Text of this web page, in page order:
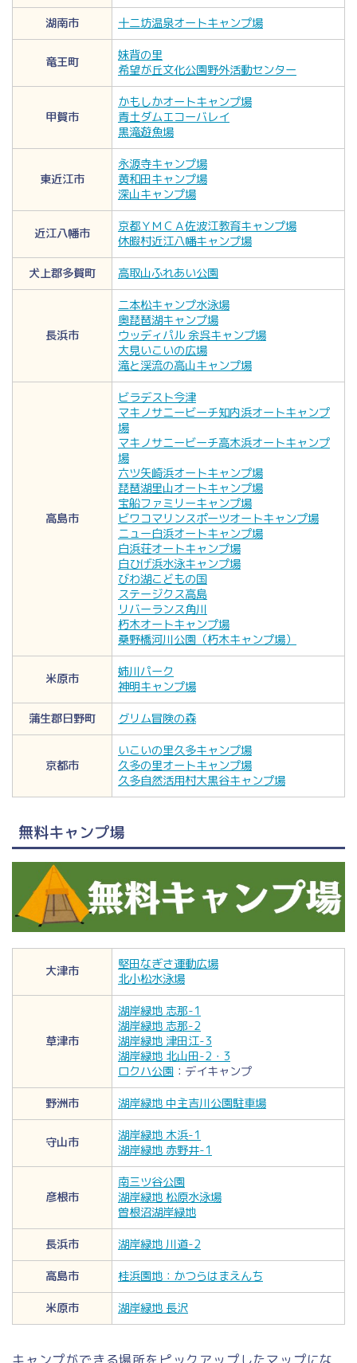
湖南市 十二坊温泉オートキャンプ場
竜王町
妹背の里
希望が丘文化公園野外活動センター
甲賀市
かもしかオートキャンプ場
青土ダムエコーバレイ
黒滝遊魚場
東近江市
永源寺キャンプ場
黄和田キャンプ場
深山キャンプ場
近江八幡市
京都ＹＭＣＡ佐波江教育キャンプ場
休暇村近江八幡キャンプ場
犬上郡多賀町
高取山ふれあい公園
長浜市
二本松キャンプ水泳場
奥琵琶湖キャンプ場
ウッディパル 余呉キャンプ場
大見いこいの広場
滝と渓流の高山キャンプ場
高島市
ビラデスト今津
マキノサニービーチ知内浜オートキャンプ
場
マキノサニービーチ高木浜オートキャンプ
場
六ツ矢崎浜オートキャンプ場
琵琶湖里山オートキャンプ場
宝船ファミリーキャンプ場
ビワコマリンスポーツオートキャンプ場
ニュー白浜オートキャンプ場
白浜荘オートキャンプ場
白ひげ浜水泳キャンプ場
びわ湖こどもの国
ステージクス高島
リバーランス角川
朽木オートキャンプ場
桑野橋河川公園（朽木キャンプ場）
米原市
姉川パーク
神明キャンプ場
蒲生郡日野町
グリム冒険の森
京都市
いこいの里久多キャンプ場
久多の里オートキャンプ場
久多自然活用村大黒谷キャンプ場
無料キャンプ場
大津市
堅田なぎさ運動広場
北小松水泳場
草津市
湖岸緑地 志那-1
湖岸緑地 志那-2
湖岸緑地 津田江-3
湖岸緑地 北山田-2・3
ロクハ公園 ：デイキャンプ
野洲市
湖岸緑地 中主吉川公園駐車場
守山市
湖岸緑地 木浜-1
湖岸緑地 赤野井-1
彦根市
南三ツ谷公園
湖岸緑地 松原水泳場
曽根沼湖岸緑地
長浜市
湖岸緑地 川道-2
高島市
桂浜園地：かつらはまえんち
米原市
湖岸緑地 長沢